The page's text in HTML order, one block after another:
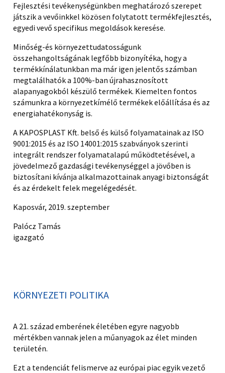
Fejlesztési tevékenységünkben meghatározó szerepet
játszik a vevőinkkel közösen folytatott termékfejlesztés,
egyedi vevő specifikus megoldások keresése.
Minőség-és környezettudatosságunk
összehangoltságának legfőbb bizonyítéka, hogy a
termékkínálatunkban ma már igen jelentős számban
megtalálhatók a 100%-ban újrahasznosított
alapanyagokból készülő termékek. Kiemelten fontos
számunkra a környezetkímélő termékek előállítása és az
energiahatékonyság is.
A KAPOSPLAST Kft. belső és külső folyamatainak az ISO
9001:2015 és az ISO 14001:2015 szabványok szerinti
integrált rendszer folyamatalapú működtetésével, a
jövedelmező gazdasági tevékenységgel a jövőben is
biztosítani kívánja alkalmazottainak anyagi biztonságát
és az érdekelt felek megelégedését.
Kaposvár, 2019. szeptember
Palócz Tamás
igazgató
KÖRNYEZETI POLITIKA
A 21. század emberének életében egyre nagyobb
mértékben vannak jelen a műanyagok az élet minden
területén.
Ezt a tendenciát felismerve az európai piac egyik vezető